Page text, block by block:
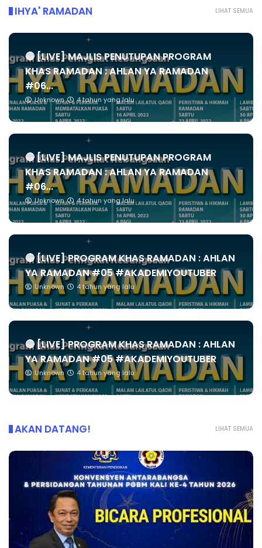
LIHAT SEMUA
IHYA' RAMADAN
🔴 [LIVE] MAJLIS PENUTUPAN PROGRAM
KHAS RAMADAN : AHLAN YA RAMADAN
#06...
Unknown 4 tahun yang lalu
🔴 [LIVE] MAJLIS PENUTUPAN PROGRAM
KHAS RAMADAN : AHLAN YA RAMADAN
#06...
Unknown 4 tahun yang lalu
🔴 [LIVE] PROGRAM KHAS RAMADAN : AHLAN
YA RAMADAN #05 #AKADEMIYOUTUBER
Unknown 4 tahun yang lalu
🔴 [LIVE] PROGRAM KHAS RAMADAN : AHLAN
YA RAMADAN #05 #AKADEMIYOUTUBER
Unknown 4 tahun yang lalu
LIHAT SEMUA
AKAN DATANG!